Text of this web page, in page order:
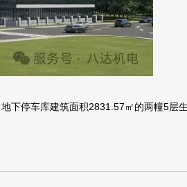
下停车库建筑面积2831.57㎡的两幢5层